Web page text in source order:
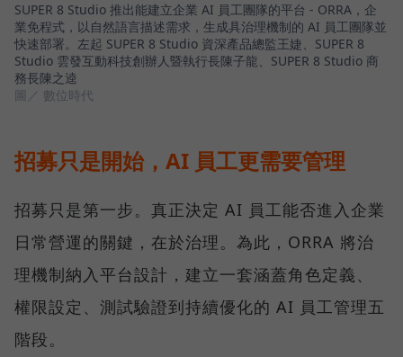
SUPER 8 Studio 推出能建立企業 AI 員工團隊的平台 - ORRA，企
業免程式，以自然語言描述需求，生成具治理機制的 AI 員工團隊並
快速部署。左起 SUPER 8 Studio 資深產品總監王婕、SUPER 8
Studio 雲發互動科技創辦人暨執行長陳子龍、SUPER 8 Studio 商
務長陳之逵
圖／ 數位時代
招募只是開始，AI 員工更需要管理
招募只是第一步。真正決定 AI 員工能否進入企業
日常營運的關鍵，在於治理。為此，ORRA 將治
理機制納入平台設計，建立一套涵蓋角色定義、
權限設定、測試驗證到持續優化的 AI 員工管理五
階段。